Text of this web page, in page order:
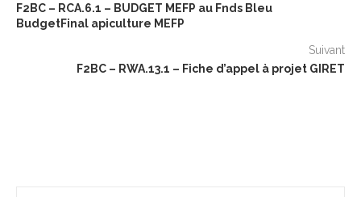
F2BC – RCA.6.1 – BUDGET MEFP au Fnds Bleu
BudgetFinal apiculture MEFP
Suivant
F2BC – RWA.13.1 – Fiche d’appel à projet GIRET